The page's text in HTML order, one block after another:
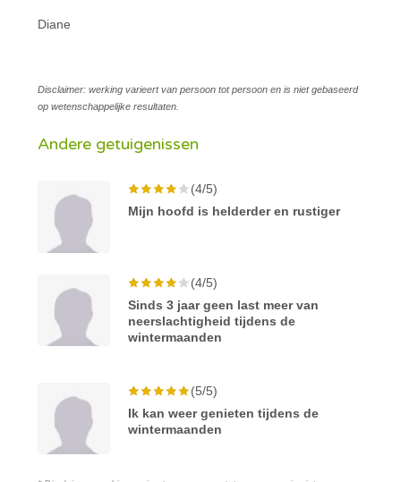
Diane
Disclaimer: werking varieert van persoon tot persoon en is niet gebaseerd
op wetenschappelijke resultaten.
Andere getuigenissen
(4/5)
Mijn hoofd is helderder en rustiger
(4/5)
Sinds 3 jaar geen last meer van
neerslachtigheid tijdens de
wintermaanden
(5/5)
Ik kan weer genieten tijdens de
wintermaanden